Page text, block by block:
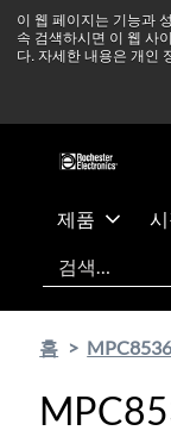
이 웹 페이지는 기능과
속 검색하시면 이 웹 사
다. 자세한 내용은 개인
츠
건
중동 지역 상황을
정상적으
제품
검색
홈